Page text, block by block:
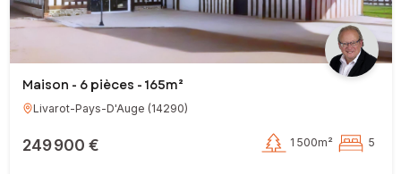
Maison - 6 pièces - 165m²
Livarot-Pays-D'Auge (14290)
249 900 € 1 500m² 5